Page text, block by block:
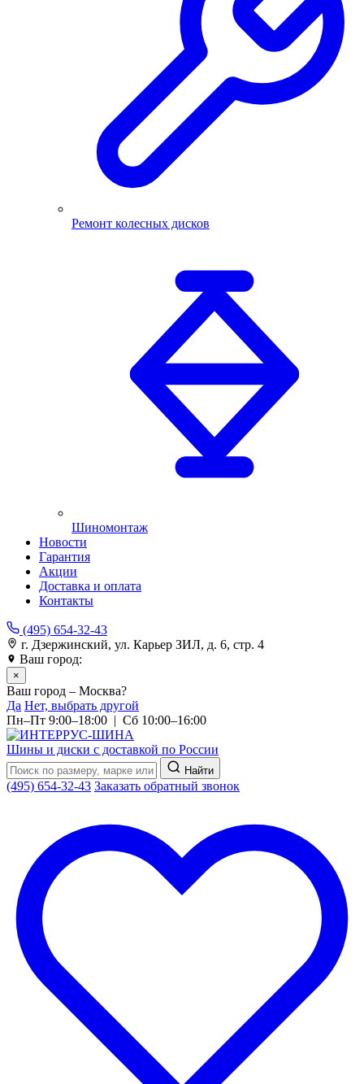
Ремонт колесных дисков
Шиномонтаж
Новости
Гарантия
Акции
Доставка и оплата
Контакты
(495) 654-32-43
г. Дзержинский, ул. Карьер ЗИЛ, д. 6, стр. 4
Ваш город:
×
Ваш город – Москва?
Да Нет, выбрать другой
Пн–Пт 9:00–18:00 | Сб 10:00–16:00
Шины и диски с доставкой по России
Найти
(495) 654-32-43 Заказать обратный звонок